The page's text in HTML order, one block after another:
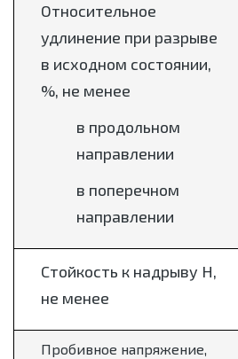
Относительное
удлинение при разрыве
в исходном состоянии,
%, не менее
в продольном
направлении
в поперечном
направлении
Стойкость к надрыву Н,
не менее
Пробивное напряжение,